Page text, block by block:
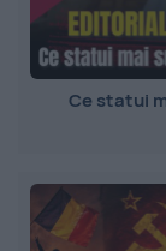
Ce statui